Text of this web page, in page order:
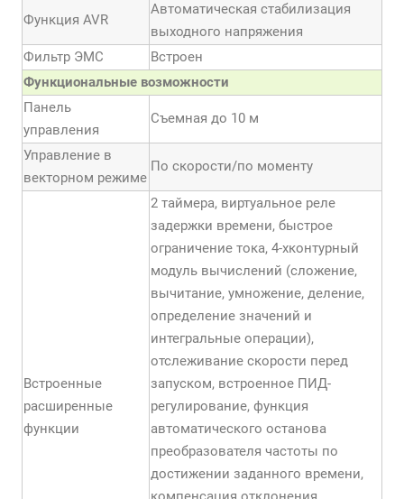
Функция AVR
Автоматическая стабилизация
выходного напряжения
Фильтр ЭМС
Встроен
Функциональные возможности
Панель
управления
Съемная до 10 м
Управление в
векторном режиме
По скорости/по моменту
Встроенные
расширенные
функции
2 таймера, виртуальное реле
задержки времени, быстрое
ограничение тока, 4-хконтурный
модуль вычислений (сложение,
вычитание, умножение, деление,
определение значений и
интегральные операции),
отслеживание скорости перед
запуском, встроенное ПИД-
регулирование, функция
автоматического останова
преобразователя частоты по
достижении заданного времени,